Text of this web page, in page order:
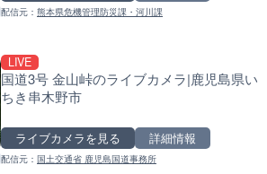
配信元： 熊本県危機管理防災課・河川課
LIVE
国道3号 金山峠のライブカメラ|鹿児島県い
ちき串木野市
ライブカメラを見る 詳細情報
配信元： 国土交通省 鹿児島国道事務所